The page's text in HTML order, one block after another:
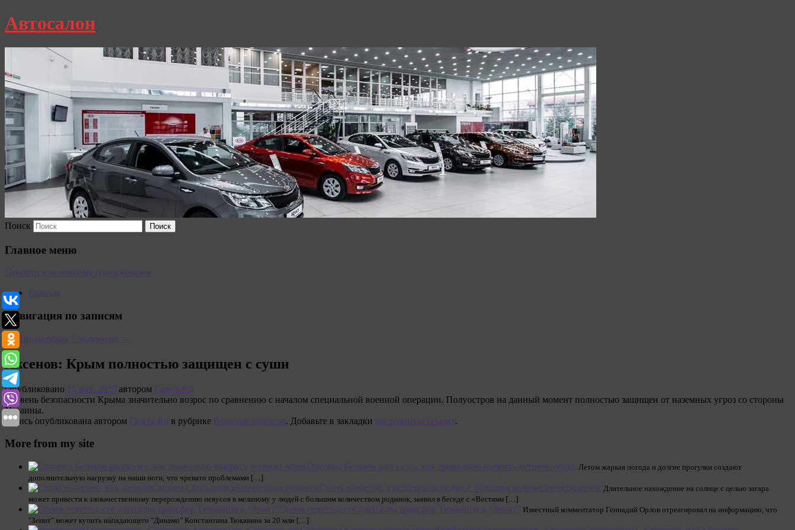
Автосалон
Поиск
Главное меню
Перейти к основному содержимому
Главная
Навигация по записям
←Предыдущая Следующая →
Аксенов: Крым полностью защищен с суши
Опубликовано 15 мая, 2025 автором Газета.Ru
Уровень безопасности Крыма значительно возрос по сравнению с началом специальной военной операции. Полуостров на данный момент полностью защищен от наземных угроз со стороны
Украины.
Запись опубликована автором Газета.Ru в рубрике Военные новости. Добавьте в закладки постоянную ссылку.
More from my site
Ортопед Беляков рассказал, как правильно выбрать летнюю обувь Летом жаркая погода и долгие прогулки создают
дополнительную нагрузку на наши ноги, что чревато проблемами […]
Стало известно, как загорать людям с большим количеством родинок Длительное нахождение на солнце с целью загара
может привести к злокачественному перерождению невусов в меланому у людей с большим количеством родинок, заявил в беседе с «Вестями […]
Орлов ответил, состоится ли трансфер Тюкавина в “Зенит” Известный комментатор Геннадий Орлов отреагировал на информацию, что
"Зенит" может купить нападающего "Динамо" Константина Тюкавина за 20 млн […]